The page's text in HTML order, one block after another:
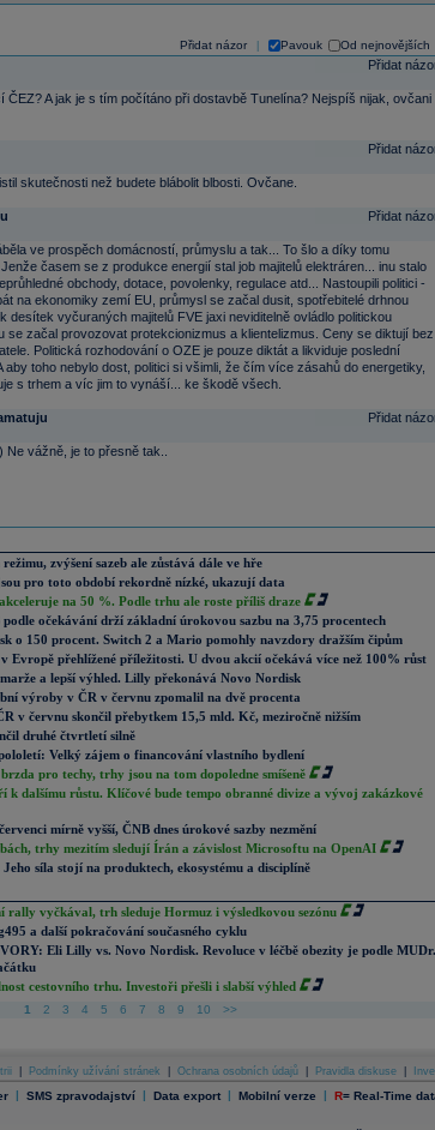
Přidat názor Pavouk Od nejnovějších
Přidat
ČEZ? A jak je s tím počítáno při dostavbě Tunelína? Nejspíš nijak, ovčani
Přidat
skutečnosti než budete blábolit blbosti. Ovčane.
Přidat
ve prospěch domácností, průmyslu a tak... To šlo a díky tomu
časem se z produkce energií stal job majitelů elektráren... inu stalo
obchody, dotace, povolenky, regulace atd... Nastoupili politici -
na ekonomiky zemí EU, průmysl se začal dusit, spotřebitelé drhnou
desítek vyčuraných majitelů FVE jaxi neviditelně ovládlo politickou
se začal provozovat protekcionizmus a klientelizmus. Ceny se diktují bez
Politická rozhodování o OZE je pouze diktát a likviduje poslední
aby toho nebylo dost, politici si všimli, že čím více zásahů do energetiky,
s trhem a víc jim to vynáší... ke škodě všech.
Přidat
vážně, je to přesně tak..
zvýšení sazeb ale zůstává dále ve hře
pro toto období rekordně nízké, ukazují data
na 50 %. Podle trhu ale roste příliš draze
očekávání drží základní úrokovou sazbu na 3,75 procentech
o 150 procent. Switch 2 a Mario pomohly navzdory dražším čipům
Evropě přehlížené příležitosti. U dvou akcií očekává více než 100% růst
a lepší výhled. Lilly překonává Novo Nordisk
výroby v ČR v červnu zpomalil na dvě procenta
v červnu skončil přebytkem 15,5 mld. Kč, meziročně nižším
druhé čtvrtletí silně
Velký zájem o financování vlastního bydlení
pro techy, trhy jsou na tom dopoledne smíšeně
k dalšímu růstu. Klíčové bude tempo obranné divize a vývoj zakázkové
mírně vyšší, ČNB dnes úrokové sazby nezmění
trhy mezitím sledují Írán a závislost Microsoftu na OpenAI
síla stojí na produktech, ekosystému a disciplíně
rally vyčkával, trh sleduje Hormuz i výsledkovou sezónu
a další pokračování současného cyklu
Eli Lilly vs. Novo Nordisk. Revoluce v léčbě obezity je podle MUDr.
cestovního trhu. Investoři přešli i slabší výhled
1 2 3 4 5 6 7 8 9 10 >>
Podmínky užívání stránek Ochrana osobních údajů Pravidla diskuse
| SMS zpravodajství | Data export | Mobilní verze | R= Real-Time